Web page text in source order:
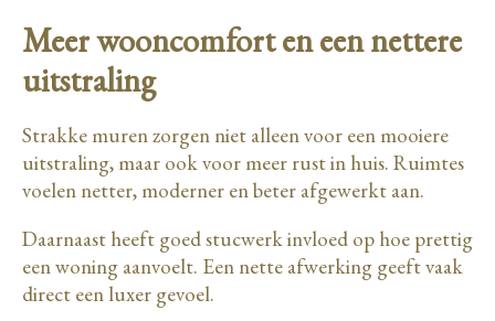
Meer wooncomfort en een nettere
uitstraling
Strakke muren zorgen niet alleen voor een mooiere
uitstraling, maar ook voor meer rust in huis. Ruimtes
voelen netter, moderner en beter afgewerkt aan.
Daarnaast heeft goed stucwerk invloed op hoe prettig
een woning aanvoelt. Een nette afwerking geeft vaak
direct een luxer gevoel.